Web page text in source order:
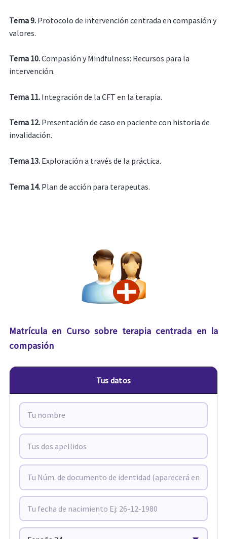
Tema 9.Protocolo de intervención centrada en compasión y
valores.
Tema 10.Compasión y Mindfulness: Recursos para la
intervención.
Tema 11. Integración de la CFT en la terapia.
Tema 12.Presentación de caso en paciente con historia de
invalidación.
Tema 13.Exploración a través de la práctica.
Tema 14.Plan de acción para terapeutas.
Matrícula en Curso sobre terapia centrada en la
compasión
Tus datos